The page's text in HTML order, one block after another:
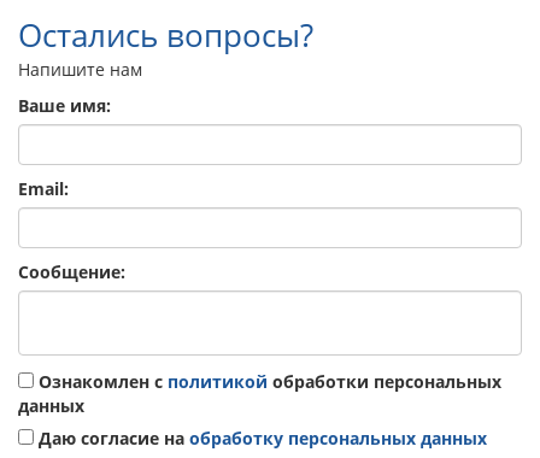
Остались вопросы?
Напишите нам
Ваше имя:
Email:
Сообщение:
Ознакомлен с политикой обработки персональных
данных
Даю согласие на обработку персональных данных